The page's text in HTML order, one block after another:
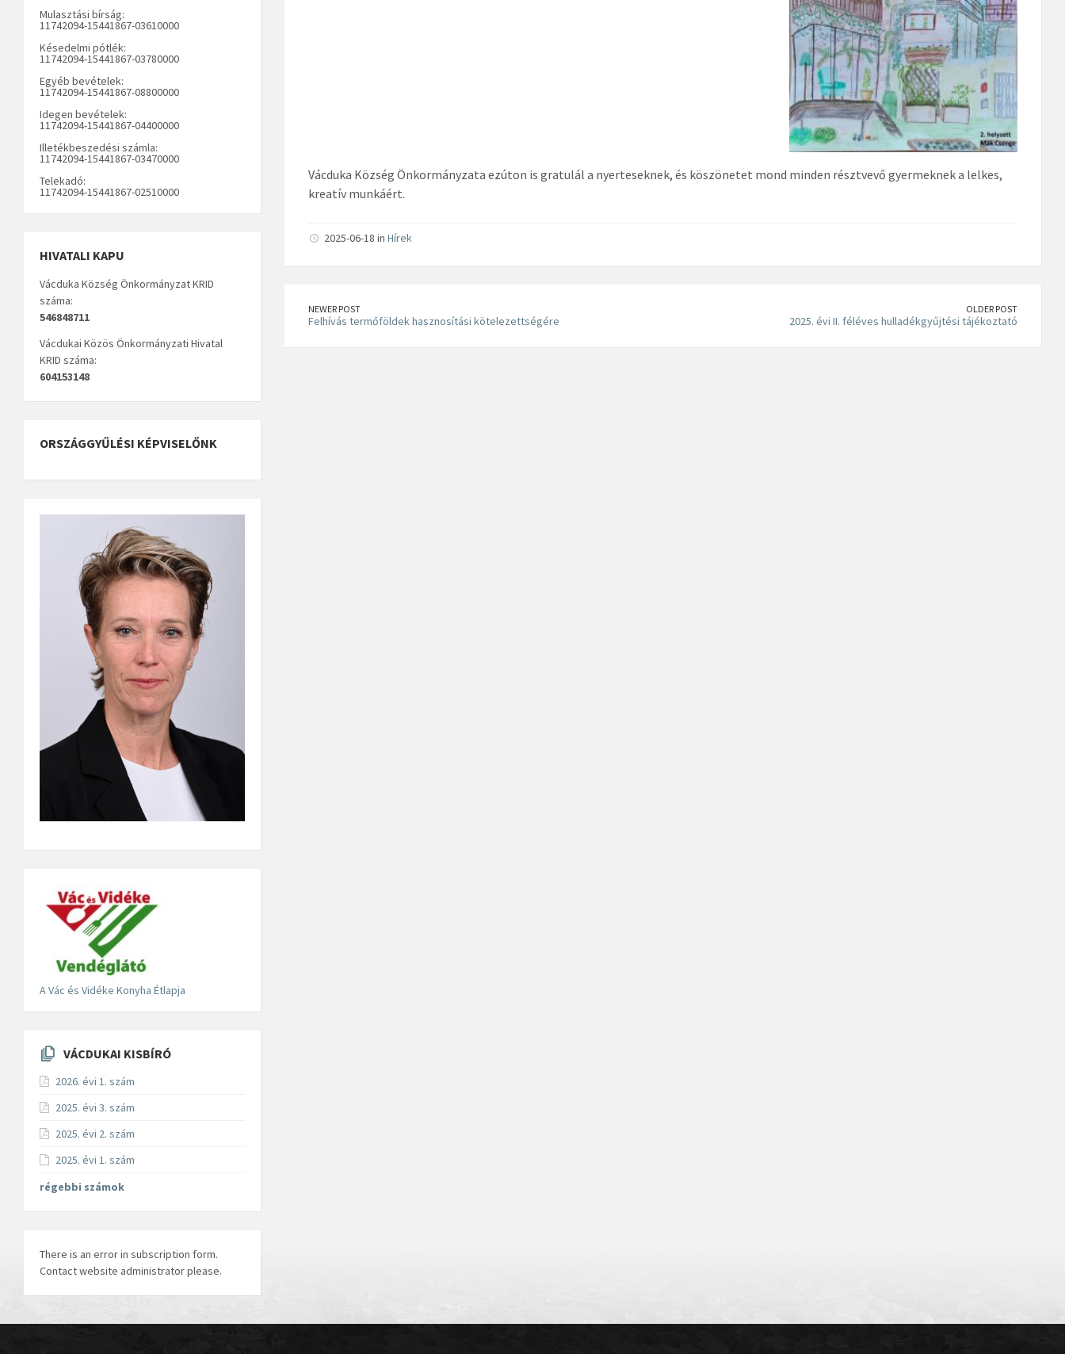
Vácduka Község Önkormányzata ezúton is gratulál a nyerteseknek, és köszönetet mond minden résztvevő gyermeknek a lelkes,
kreatív munkáért.
2025-06-18 in Hírek
NEWER POST
Felhívás termőföldek hasznosítási kötelezettségére
OLDER POST
2025. évi II. féléves hulladékgyűjtési tájékoztató
Mulasztási bírság:
11742094-15441867-03610000
Késedelmi pótlék:
11742094-15441867-03780000
Egyéb bevételek:
11742094-15441867-08800000
Idegen bevételek:
11742094-15441867-04400000
Illetékbeszedési számla:
11742094-15441867-03470000
Telekadó:
11742094-15441867-02510000
HIVATALI KAPU
Vácduka Község Önkormányzat KRID
száma:
546848711
Vácdukai Közös Önkormányzati Hivatal
KRID száma:
604153148
ORSZÁGGYŰLÉSI KÉPVISELŐNK
A Vác és Vidéke Konyha Étlapja
VÁCDUKAI KISBÍRÓ
2026. évi 1. szám
2025. évi 3. szám
2025. évi 2. szám
2025. évi 1. szám
régebbi számok
There is an error in subscription form.
Contact website administrator please.